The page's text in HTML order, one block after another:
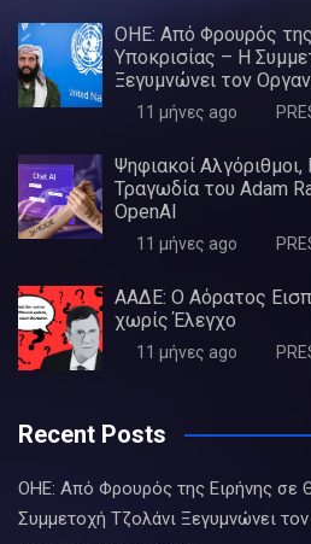
ΟΗΕ: Από Φρουρός
Υποκρισίας – Η
Ξεγυμνώνει τον
11 μήνες ago
Ψηφιακοί
Τραγωδία του Adam
OpenAI
11 μήνες ago
ΑΑΔΕ: Ο Αόρατος
χωρίς Έλεγχο
11 μήνες ago
Recent Posts
ΟΗΕ: Από Φρουρός της Ειρήνης σε
Συμμετοχή Τζολάνι Ξεγυμνώνει